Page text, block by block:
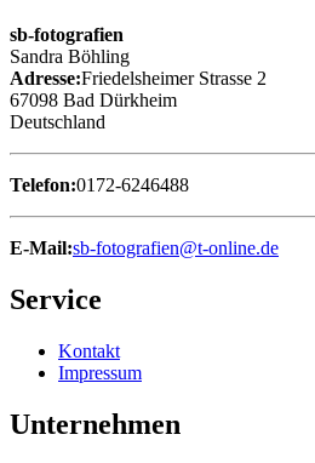
sb-fotografien
Sandra Böhling
Adresse:Friedelsheimer Strasse 2
67098 Bad Dürkheim
Deutschland
Telefon:0172-6246488
E-Mail:sb-fotografien@t-online.de
Service
Kontakt
Impressum
Unternehmen